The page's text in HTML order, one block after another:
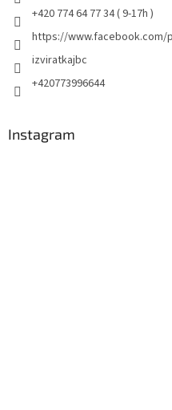
+420 774 64 77 34 ( 9-17h )
https://www.facebook.com/
izviratkajbc
+420773996644
Instagram